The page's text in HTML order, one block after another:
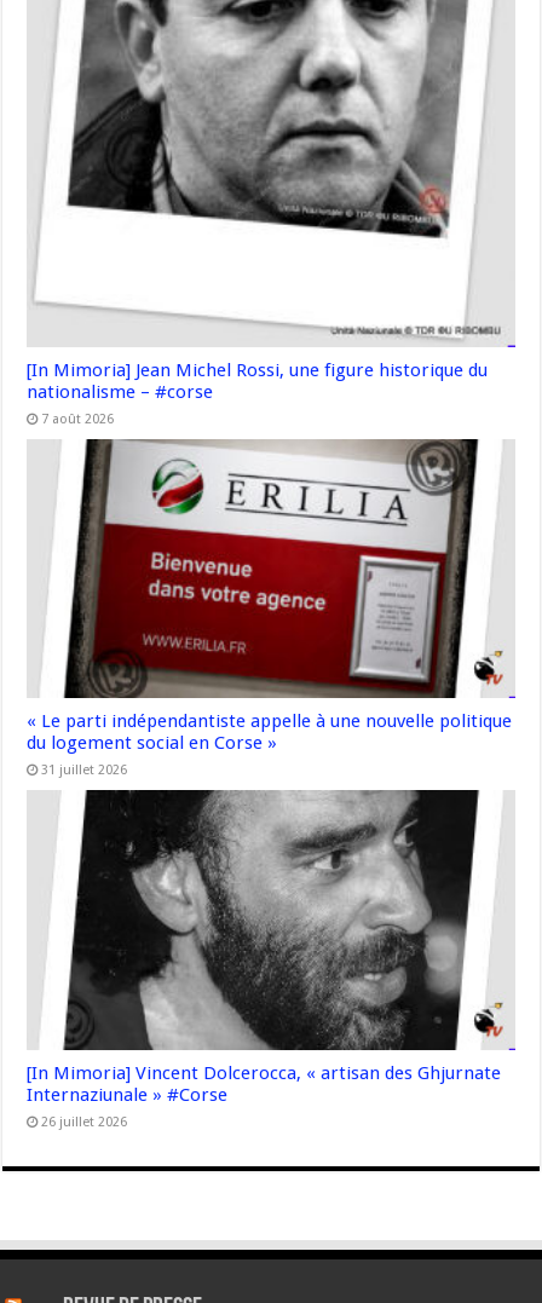
[In Mimoria] Jean Michel Rossi, une figure historique du
nationalisme – #corse
7 août 2026
« Le parti indépendantiste appelle à une nouvelle politique
du logement social en Corse »
31 juillet 2026
[In Mimoria] Vincent Dolcerocca, « artisan des Ghjurnate
Internaziunale » #Corse
26 juillet 2026